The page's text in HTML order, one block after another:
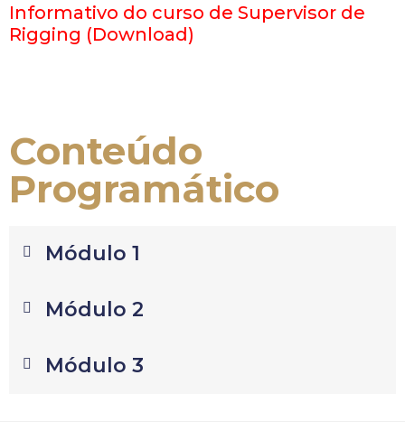
Informativo do curso de Supervisor de
Rigging (Download)
Conteúdo
Programático
Módulo 1
Módulo 2
Módulo 3